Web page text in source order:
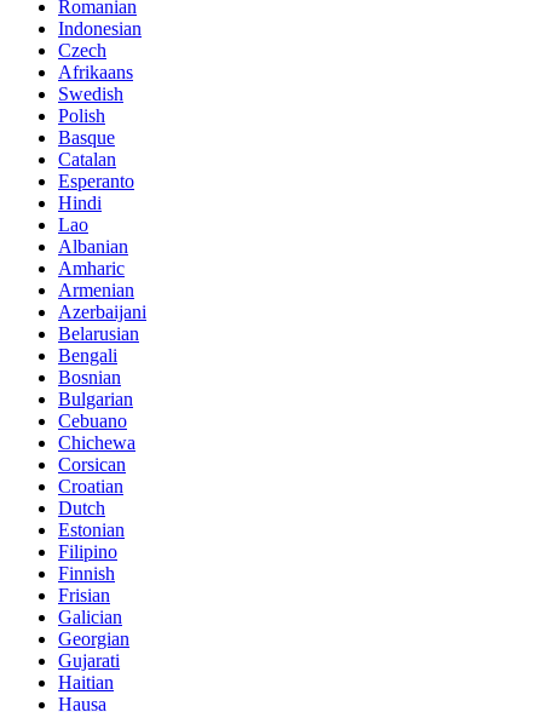
Romanian
Indonesian
Czech
Afrikaans
Swedish
Polish
Basque
Catalan
Esperanto
Hindi
Lao
Albanian
Amharic
Armenian
Azerbaijani
Belarusian
Bengali
Bosnian
Bulgarian
Cebuano
Chichewa
Corsican
Croatian
Dutch
Estonian
Filipino
Finnish
Frisian
Galician
Georgian
Gujarati
Haitian
Hausa